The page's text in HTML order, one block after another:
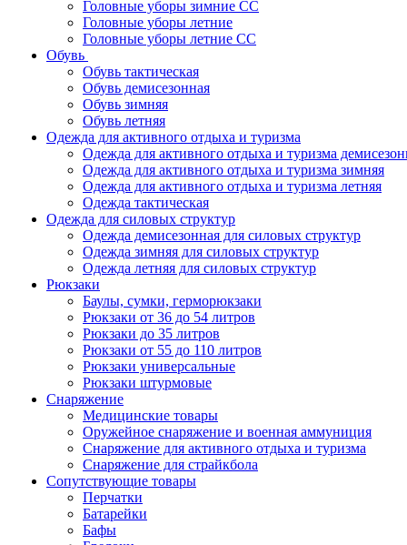
Головные уборы зимние СС
Головные уборы летние
Головные уборы летние СС
Обувь
Обувь тактическая
Обувь демисезонная
Обувь зимняя
Обувь летняя
Одежда для активного отдыха и туризма
Одежда для активного отдыха и туризма
Одежда для активного отдыха и туризма зимняя
Одежда для активного отдыха и туризма летняя
Одежда тактическая
Одежда для силовых структур
Одежда демисезонная для силовых структур
Одежда зимняя для силовых структур
Одежда летняя для силовых структур
Рюкзаки
Баулы, сумки, герморюкзаки
Рюкзаки от 36 до 54 литров
Рюкзаки до 35 литров
Рюкзаки от 55 до 110 литров
Рюкзаки универсальные
Рюкзаки штурмовые
Снаряжение
Медицинские товары
Оружейное снаряжение и военная аммуниция
Снаряжение для активного отдыха и туризма
Снаряжение для страйкбола
Сопутствующие товары
Перчатки
Батарейки
Бафы